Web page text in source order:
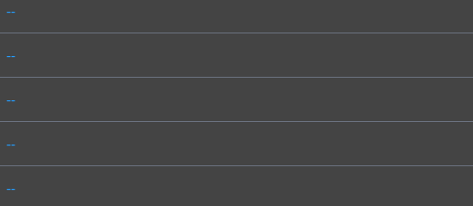
--
--
--
--
--